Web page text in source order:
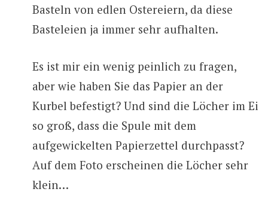
Basteln von edlen Ostereiern, da diese
Basteleien ja immer sehr aufhalten.
Es ist mir ein wenig peinlich zu fragen,
aber wie haben Sie das Papier an der
Kurbel befestigt? Und sind die Löcher im Ei
so groß, dass die Spule mit dem
aufgewickelten Papierzettel durchpasst?
Auf dem Foto erscheinen die Löcher sehr
klein…